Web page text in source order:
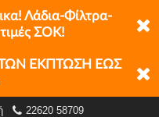
Λάδια-Φίλτρα-
ΣΟΚ!
ΕΚΠΤΩΣΗ ΕΩΣ
22620 58709